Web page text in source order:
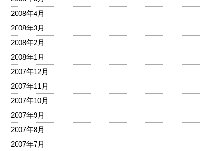
2008年4月
2008年3月
2008年2月
2008年1月
2007年12月
2007年11月
2007年10月
2007年9月
2007年8月
2007年7月